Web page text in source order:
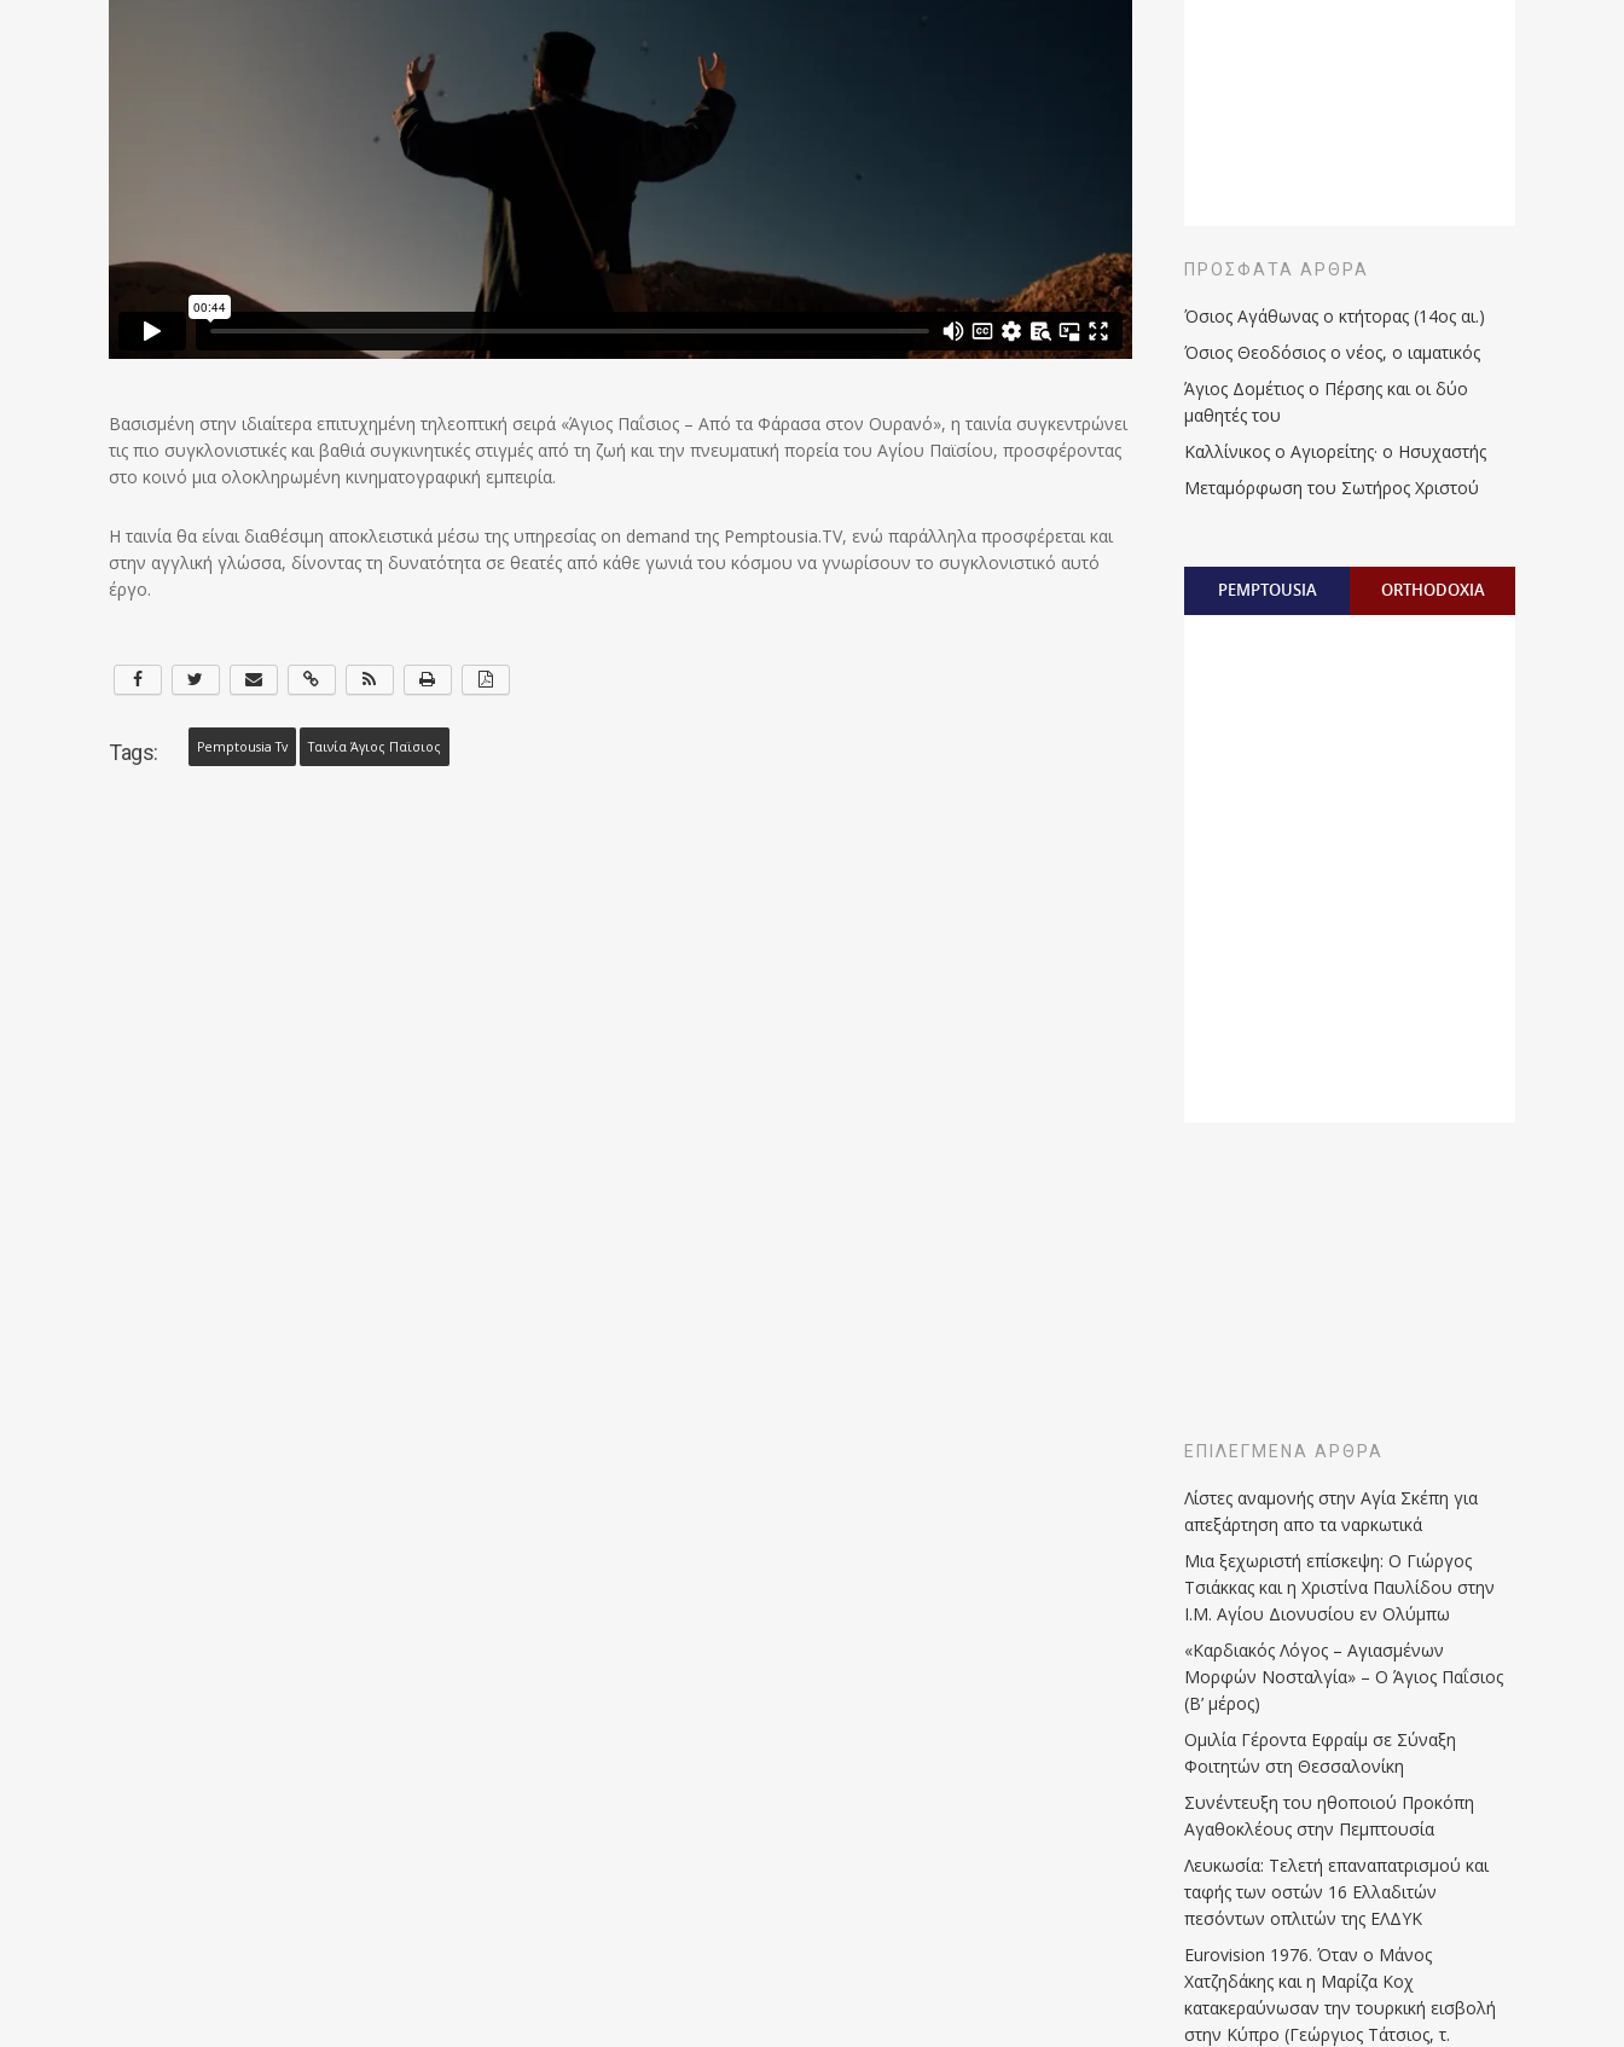
Βασισμένη στην ιδιαίτερα επιτυχημένη τηλεοπτική σειρά «Άγιος Παΐσιος – Από τα Φάρασα στον Ουρανό», η ταινία συγκεντρώνει
τις πιο συγκλονιστικές και βαθιά συγκινητικές στιγμές από τη ζωή και την πνευματική πορεία του Αγίου Παϊσίου, προσφέροντας
στο κοινό μια ολοκληρωμένη κινηματογραφική εμπειρία.
Η ταινία θα είναι διαθέσιμη αποκλειστικά μέσω της υπηρεσίας on demand της Pemptousia.TV, ενώ παράλληλα προσφέρεται και
στην αγγλική γλώσσα, δίνοντας τη δυνατότητα σε θεατές από κάθε γωνιά του κόσμου να γνωρίσουν το συγκλονιστικό αυτό
έργο.
Tags: Pemptousia Tv Ταινία Άγιος Παϊσιος
ΠΡΌΣΦΑΤΑ ΆΡΘΡΑ
Όσιος Αγάθωνας ο κτήτορας (14ος αι.)
Όσιος Θεοδόσιος ο νέος, ο ιαματικός
Άγιος Δομέτιος ο Πέρσης και οι δύο
μαθητές του
Καλλίνικος ο Αγιορείτης · ο Ησυχαστής
Μεταμόρφωση του Σωτήρος Χριστού
PEMPTOUSIA ORTHODOXIA
ΕΠΙΛΕΓΜΈΝΑ ΆΡΘΡΑ
Λίστες αναμονής στην Αγία Σκέπη για
απεξάρτηση απο τα ναρκωτικά
Μια ξεχωριστή επίσκεψη: Ο Γιώργος
Τσιάκκας και η Χριστίνα Παυλίδου στην
Ι.Μ. Αγίου Διονυσίου εν Ολύμπω
«Καρδιακός Λόγος – Αγιασμένων
Μορφών Νοσταλγία» – Ο Άγιος Παΐσιος
(Β’ μέρος)
Ομιλία Γέροντα Εφραίμ σε Σύναξη
Φοιτητών στη Θεσσαλονίκη
Συνέντευξη του ηθοποιού Προκόπη
Αγαθοκλέους στην Πεμπτουσία
Λευκωσία: Τελετή επαναπατρισμού και
ταφής των οστών 16 Ελλαδιτών
πεσόντων οπλιτών της ΕΛΔΥΚ
Eurovision 1976. Όταν ο Μάνος
Χατζηδάκης και η Μαρίζα Κοχ
κατακεραύνωσαν την τουρκική εισβολή
στην Κύπρο (Γεώργιος Τάτσιος, τ.